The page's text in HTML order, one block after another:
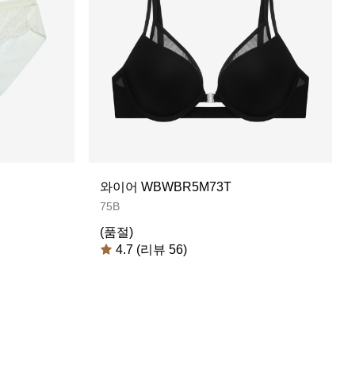
와이어 WBWBR5M73T
75B
(품절)
4.7 (리뷰 56)